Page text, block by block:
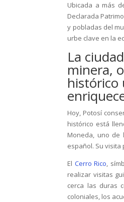
Ubicada a más
Declarada
y pobladas del
urbe clave en la
La
minera,
histórico
Hoy, Potosí
histórico está
Moneda, uno de
español. Su
El Cerro Rico,
realizar visitas
cerca las duras
coloniales, los